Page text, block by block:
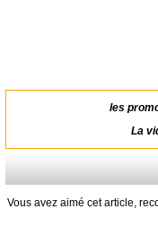
les
La
Vous avez aimé cet article,